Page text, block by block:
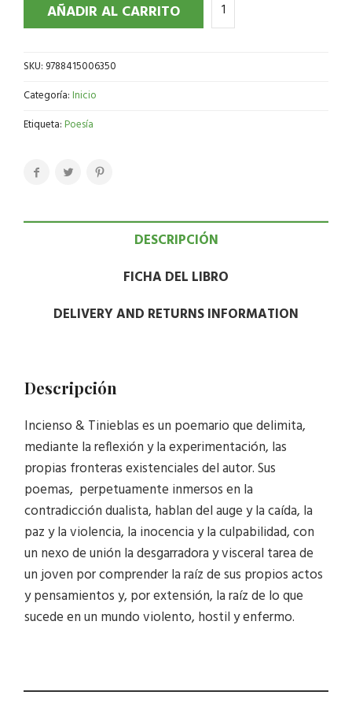
AÑADIR AL CARRITO
SKU: 9788415006350
Categoría:Inicio
Etiqueta:Poesía
DESCRIPCIÓN
FICHA DEL LIBRO
DELIVERY AND RETURNS INFORMATION
Descripción
Incienso & Tinieblas es un poemario que delimita,
mediante la reflexión y la experimentación, las
propias fronteras existenciales del autor. Sus
poemas, perpetuamente inmersos en la
contradicción dualista, hablan del auge y la caída, la
paz y la violencia, la inocencia y la culpabilidad, con
un nexo de unión la desgarradora y visceral tarea de
un joven por comprender la raíz de sus propios actos
y pensamientos y, por extensión, la raíz de lo que
sucede en un mundo violento, hostil y enfermo.